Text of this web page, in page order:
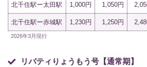
北千住駅ー太田駅 1,000円 1,050円
北千住駅ー赤城駅 1,230円 1,250円
2026年3月現行
リバティりょうもう号【通常期】